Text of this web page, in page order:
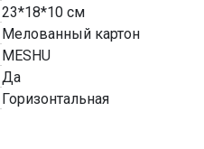
23*18*10 см
Мелованный картон
MESHU
Да
Горизонтальная